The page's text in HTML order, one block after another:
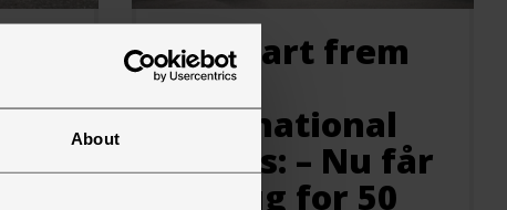
About
Fuld fart frem
mod
international
succes: – Nu får
vi brug for 50